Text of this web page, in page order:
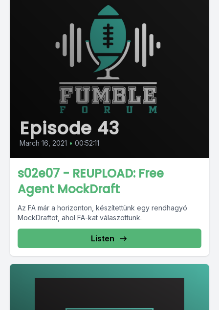
Episode 43
March 16, 2021 • 00:52:11
s02e07 - REUPLOAD: Free
Agent MockDraft
Az FA már a horizonton, készítettünk egy rendhagyó
MockDraftot, ahol FA-kat válaszottunk.
Listen